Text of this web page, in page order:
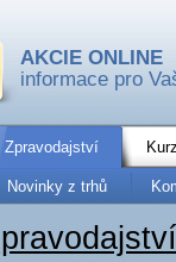
AKCIE ONLINE
informace pro
Zpravodajství
Novinky z trhů